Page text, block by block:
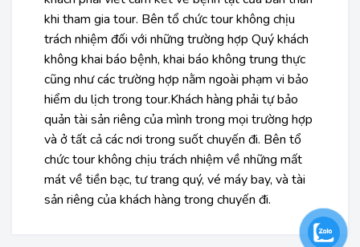
khi tham gia tour. Bên tổ chức tour không chịu
trách nhiệm đối với những trường hợp Quý khách
không khai báo bệnh, khai báo không trung thực
cũng như các trường hợp nằm ngoài phạm vi bảo
hiểm du lịch trong tour.Khách hàng phải tự bảo
quản tài sản riêng của mình trong mọi trường hợp
và ở tất cả các nơi trong suốt chuyến đi. Bên tổ
chức tour không chịu trách nhiệm về những mất
mát về tiền bạc, tư trang quý, vé máy bay, và tài
sản riêng của khách hàng trong chuyến đi.